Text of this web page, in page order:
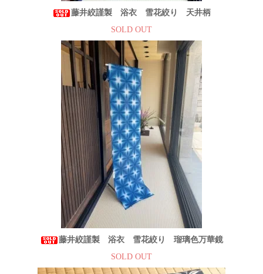
藤井絞謹製 浴衣 雪花絞り 天井柄
SOLD OUT
藤井絞謹製 浴衣 雪花絞り 瑠璃色万華鏡
SOLD OUT